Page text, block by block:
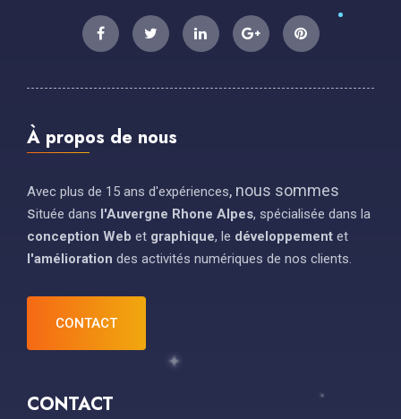
À propos de nous
Avec plus de 15 ans d'expériences, nous sommes
située dans l'Auvergne Rhone Alpes, spécialisée dans la
conception Web et graphique, le développement et
l'amélioration des activités numériques de nos clients.
CONTACT
CONTACT